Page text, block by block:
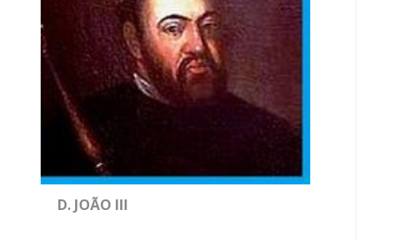
D. JOÃO III